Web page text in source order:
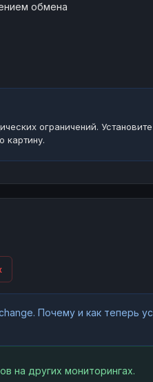
обмена
ограничений.
картину.
Почему и как теперь
на других мониторингах.